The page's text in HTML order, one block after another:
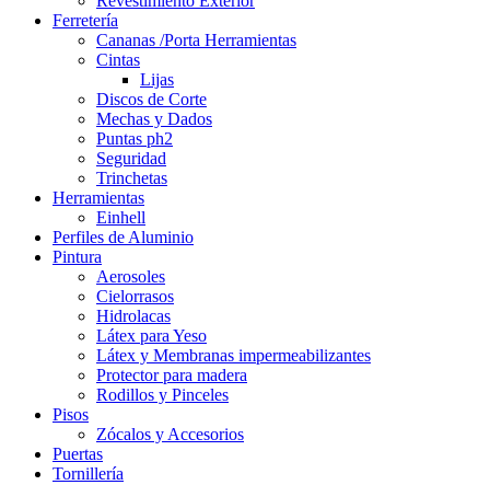
Ferretería
Cananas /Porta Herramientas
Cintas
Lijas
Discos de Corte
Mechas y Dados
Puntas ph2
Seguridad
Trinchetas
Herramientas
Einhell
Perfiles de Aluminio
Pintura
Aerosoles
Cielorrasos
Hidrolacas
Látex para Yeso
Látex y Membranas impermeabilizantes
Protector para madera
Rodillos y Pinceles
Pisos
Zócalos y Accesorios
Puertas
Tornillería